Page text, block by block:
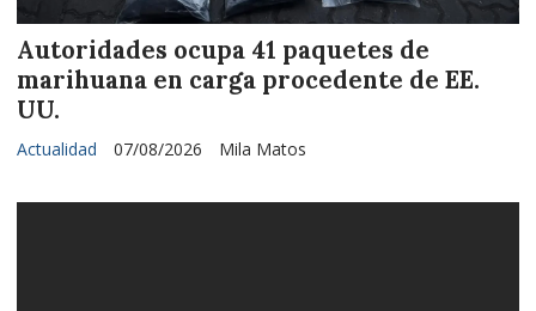
Autoridades ocupa 41 paquetes de
marihuana en carga procedente de EE.
UU.
Mila Matos
Actualidad 07/08/2026